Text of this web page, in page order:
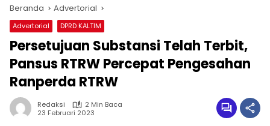
Beranda Advertorial
Advertorial DPRD KALTIM
Persetujuan Substansi Telah Terbit,
Pansus RTRW Percepat Pengesahan
Ranperda RTRW
Redaksi
2 Min Baca
23 Februari 2023